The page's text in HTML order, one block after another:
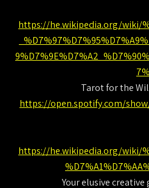
https://he.wikipedia.org/wiki/
https://open.spotify.com/show/
https://he.wikipedia.org/wiki/